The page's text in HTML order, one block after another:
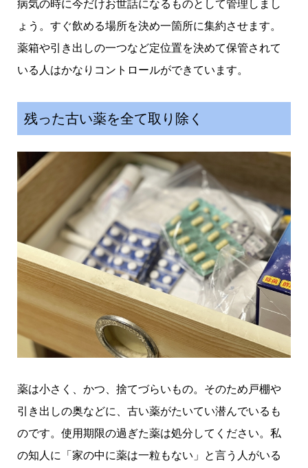
病気の時に今だけお世話になるものとして管理しまし
ょう。すぐ飲める場所を決め一箇所に集約させます。
薬箱や引き出しの一つなど定位置を決めて保管されて
いる人はかなりコントロールができています。
残った古い薬を全て取り除く
薬は小さく、かつ、捨てづらいもの。そのため戸棚や
引き出しの奥などに、古い薬がたいてい潜んでいるも
のです。使用期限の過ぎた薬は処分してください。私
の知人に「家の中に薬は一粒もない」と言う人がいる